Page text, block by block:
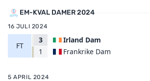
EM-KVAL DAMER 2024
16 JULI 2024
FT
3
1
Irland Dam
Frankrike Dam
5 APRIL 2024